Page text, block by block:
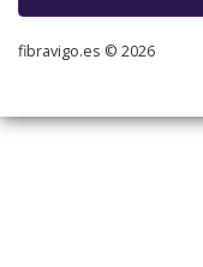
fibravigo.es © 2026